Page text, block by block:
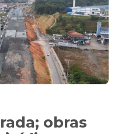
obras